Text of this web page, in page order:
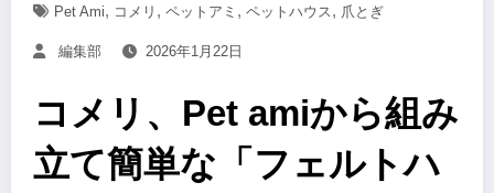
Pet Ami, コメリ , ペットアミ , ペットハウス, 爪とぎ
編集部 2026年1月22日
コメリ、Pet amiから組み
立て簡単な「フェルトハ